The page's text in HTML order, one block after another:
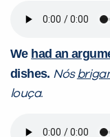
We had an
dishes. Nós
louça.